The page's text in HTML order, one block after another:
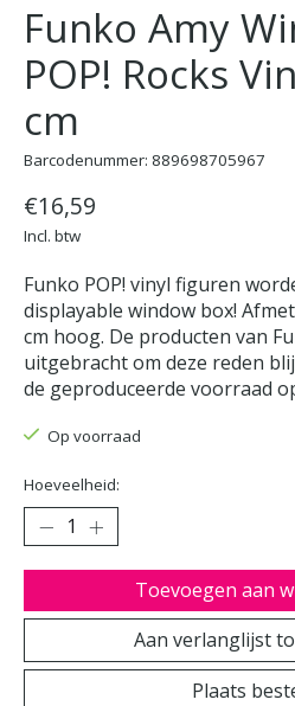
Funko Amy
POP! Rocks
cm
Barcodenummer: 889698705967
€16,59
Incl. btw
Funko POP! vinyl figuren
displayable window box!
cm hoog. De producten van
uitgebracht om deze reden
de geproduceerde voorraad
Op voorraad
Hoeveelheid:
Toevoegen aan
Aan verlanglijst
Plaats